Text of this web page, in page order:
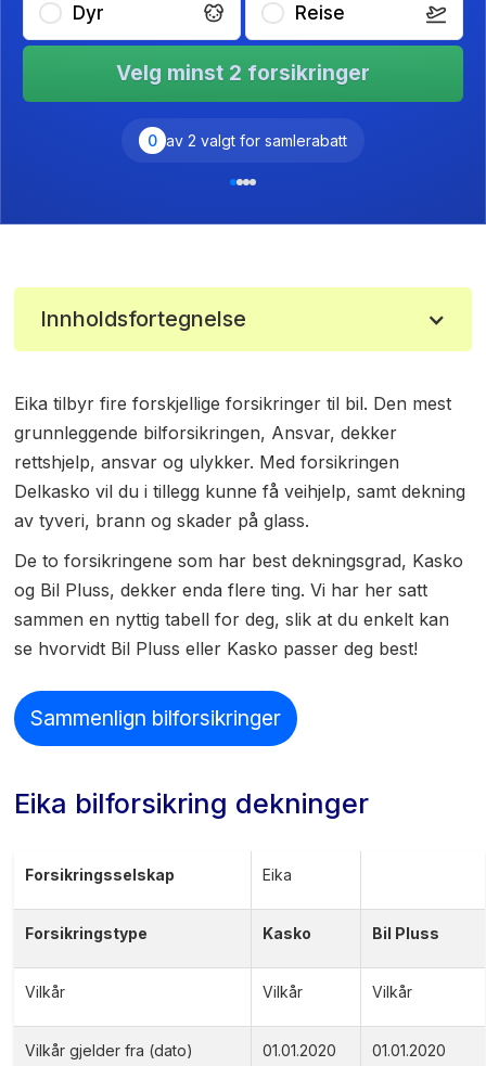
Dyr Reise
Velg minst 2 forsikringer
0 av 2 valgt for samlerabatt
Innholdsfortegnelse
Eika tilbyr fire forskjellige forsikringer til bil. Den mest
grunnleggende bilforsikringen, Ansvar, dekker
rettshjelp, ansvar og ulykker. Med forsikringen
Delkasko vil du i tillegg kunne få veihjelp, samt dekning
av tyveri, brann og skader på glass.
De to forsikringene som har best dekningsgrad, Kasko
og Bil Pluss, dekker enda flere ting. Vi har her satt
sammen en nyttig tabell for deg, slik at du enkelt kan
se hvorvidt Bil Pluss eller Kasko passer deg best!
Sammenlign bilforsikringer
Eika bilforsikring dekninger
Forsikringsselskap Eika
Forsikringstype Kasko Bil Pluss
Vilkår Vilkår Vilkår
Vilkår gjelder fra (dato) 01.01.2020 01.01.2020